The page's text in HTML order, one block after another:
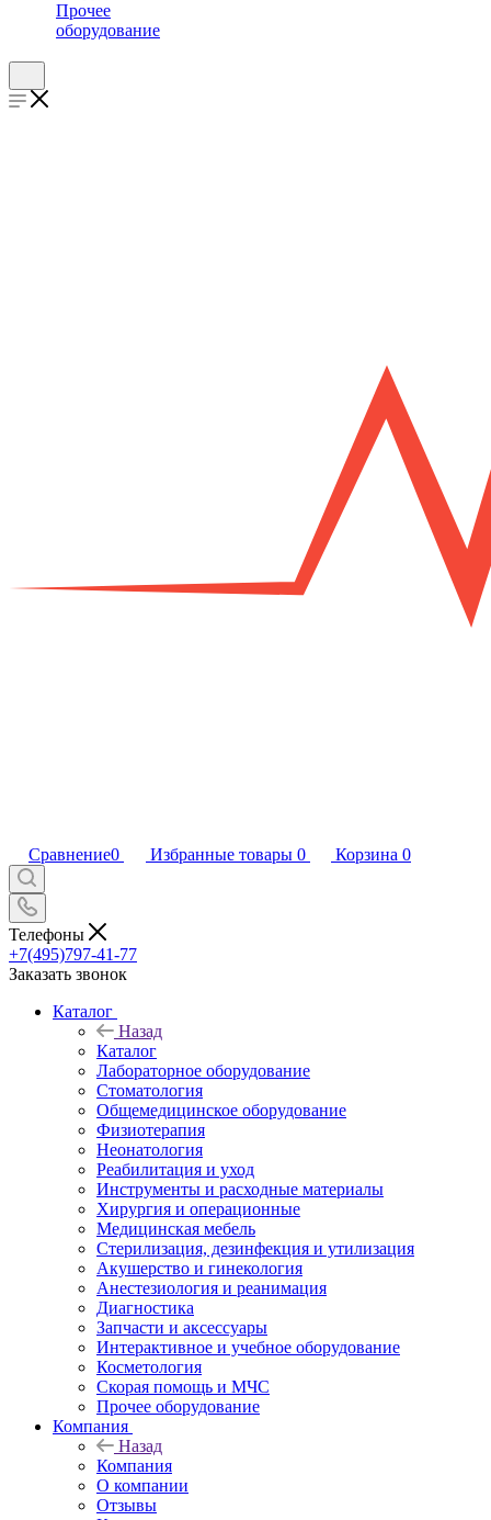
Прочее
оборудование
Сравнение0 Избранные товары 0 Корзина 0
Телефоны
+7(495)797-41-77
Заказать звонок
Каталог
Назад
Каталог
Лабораторное оборудование
Стоматология
Общемедицинское оборудование
Физиотерапия
Неонатология
Реабилитация и уход
Инструменты и расходные материалы
Хирургия и операционные
Медицинская мебель
Стерилизация, дезинфекция и утилизация
Акушерство и гинекология
Анестезиология и реанимация
Диагностика
Запчасти и аксессуары
Интерактивное и учебное оборудование
Косметология
Скорая помощь и МЧС
Прочее оборудование
Компания
Назад
Компания
О компании
Отзывы